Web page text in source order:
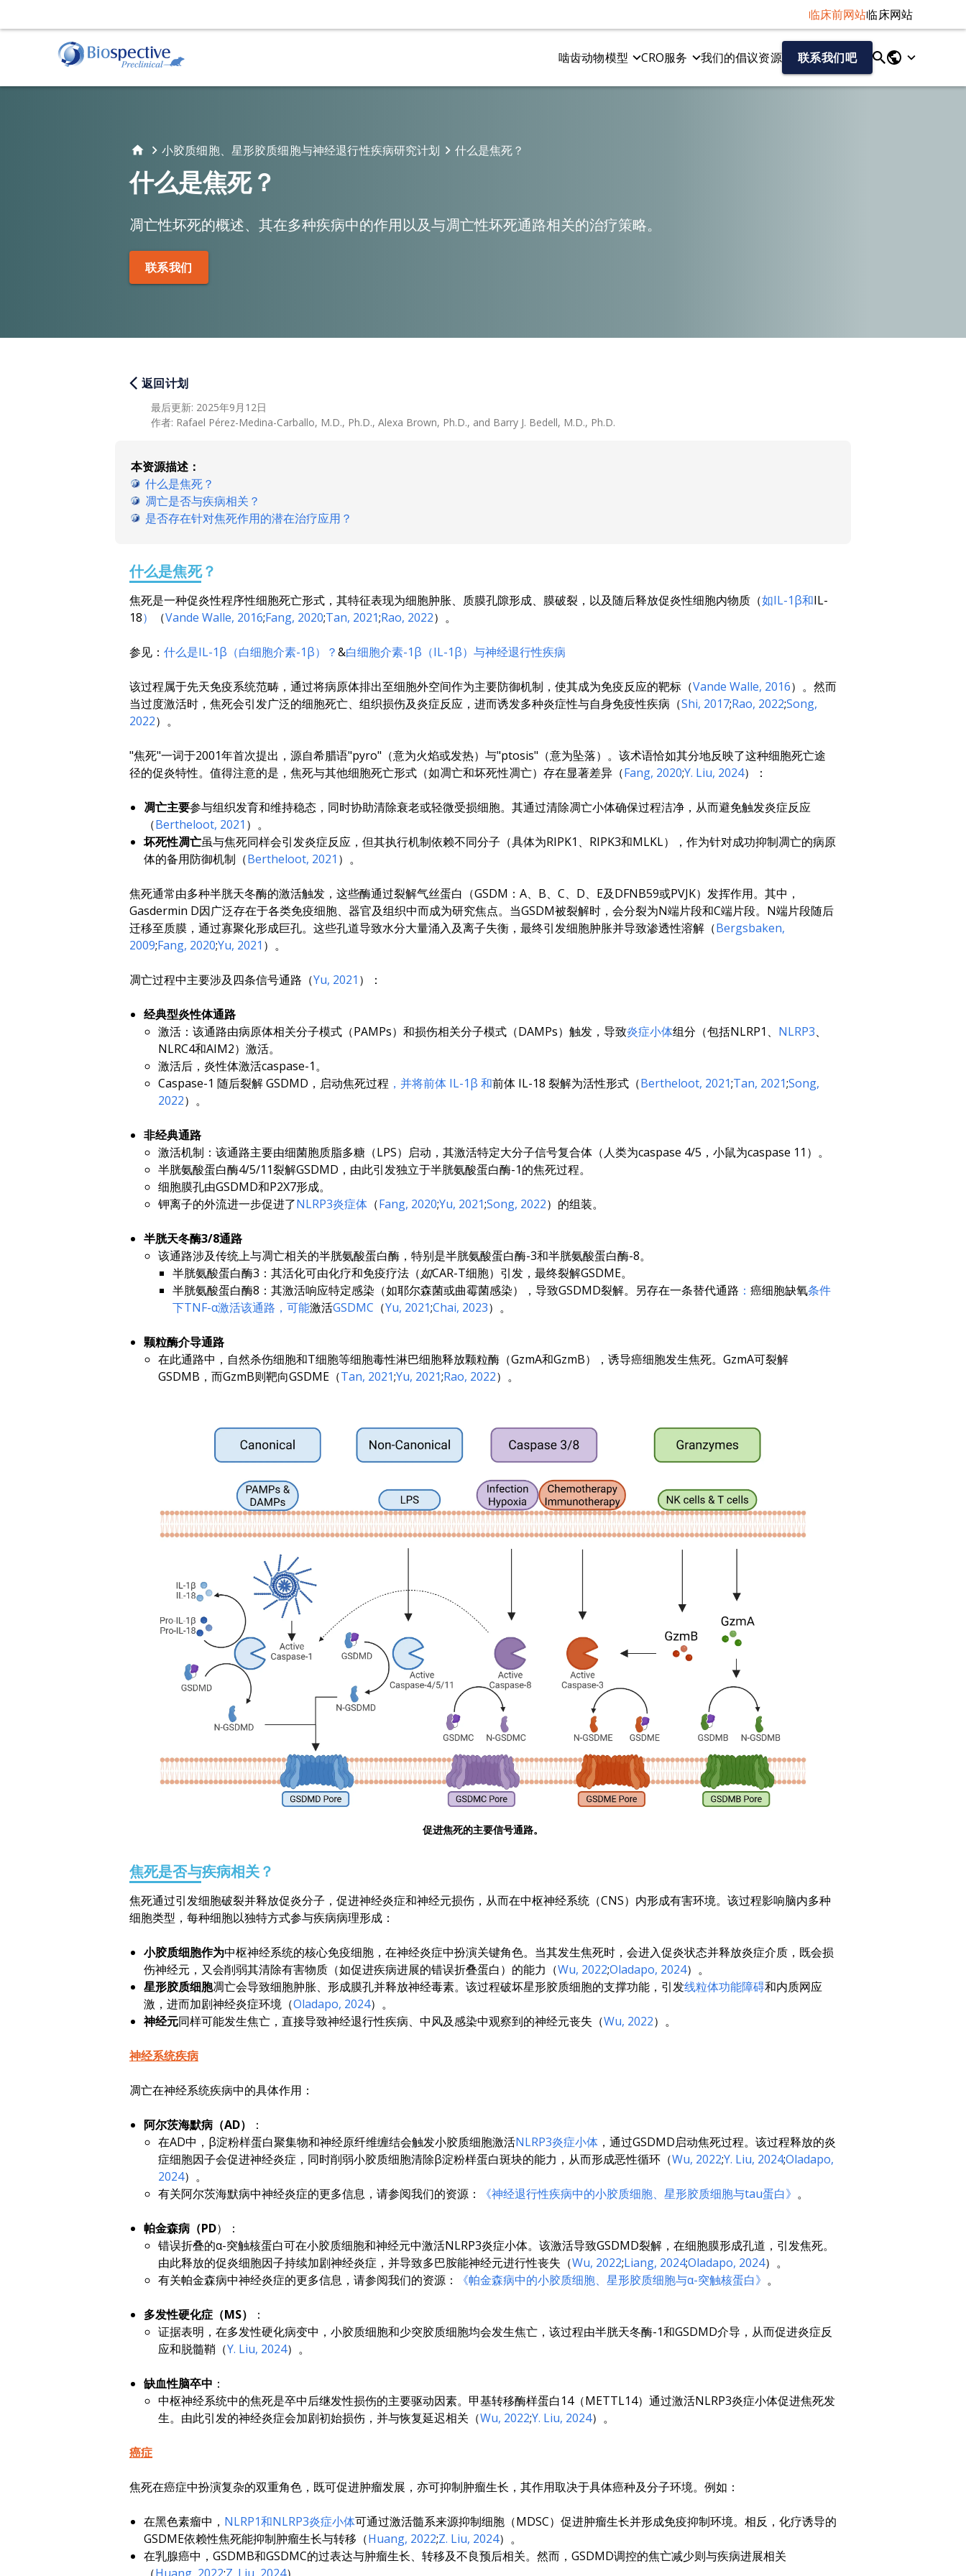
临床前网站临床网站
啮齿动物模型
淀粉样蛋白β转基因模型
EAE模型
α-Synuclein Preformed Fibril (PFF) 模型
AAV A53T α-Synuclein小鼠模型
CRO服务
立体定向手术
体液和组织采集
睡眠与认知
CNAP（感官）
免疫组织化学（IHC) | 染色与分析服务
免疫荧光 | 多重染色服务
我们的倡议资源 联系我们吧
小胶质细胞、星形胶质细胞与神经退行性疾病研究计划 什么是焦死？
什么是焦死？
凋亡性坏死的概述、其在多种疾病中的作用以及与凋亡性坏死通路相关的治疗策略。
联系我们
返回计划
最后更新: 2025年9月12日
作者: Rafael Pérez-Medina-Carballo, M.D., Ph.D., Alexa Brown, Ph.D., and Barry J. Bedell, M.D., Ph.D.
本资源描述：
什么是焦死？
凋亡是否与疾病相关？
是否存在针对焦死作用的潜在治疗应用？
什么是焦死？
焦死是一种促炎性程序性细胞死亡形式，其特征表现为细胞肿胀、质膜孔隙形成、膜破裂，以及随后释放促炎性细胞内物质（如IL-1β和IL-
18） （Vande Walle, 2016;Fang, 2020;Tan, 2021;Rao, 2022）。
参见： 什么是IL-1β（白细胞介素-1β）？&白细胞介素-1β（IL-1β）与神经退行性疾病
该过程属于先天免疫系统范畴，通过将病原体排出至细胞外空间作为主要防御机制，使其成为免疫反应的靶标（Vande Walle, 2016）。然而
当过度激活时，焦死会引发广泛的细胞死亡、组织损伤及炎症反应，进而诱发多种炎症性与自身免疫性疾病（Shi, 2017;Rao, 2022;Song,
2022）。
"焦死"一词于2001年首次提出，源自希腊语"pyro"（意为火焰或发热）与"ptosis"（意为坠落）。该术语恰如其分地反映了这种细胞死亡途
径的促炎特性。值得注意的是，焦死与其他细胞死亡形式（如凋亡和坏死性凋亡）存在显著差异（Fang, 2020;Y. Liu, 2024）：
凋亡主要参与组织发育和维持稳态，同时协助清除衰老或轻微受损细胞。其通过清除凋亡小体确保过程洁净，从而避免触发炎症反应
（Bertheloot, 2021 ）。
坏死性凋亡虽与焦死同样会引发炎症反应，但其执行机制依赖不同分子（具体为RIPK1、RIPK3和MLKL），作为针对成功抑制凋亡的病原
体的备用防御机制（Bertheloot, 2021 ）。
焦死通常由多种半胱天冬酶的激活触发，这些酶通过裂解气丝蛋白（GSDM：A、B、C、D、E及DFNB59或PVJK）发挥作用。其中，
Gasdermin D因广泛存在于各类免疫细胞、器官及组织中而成为研究焦点。当GSDM被裂解时，会分裂为N端片段和C端片段。N端片段随后
迁移至质膜，通过寡聚化形成巨孔。这些孔道导致水分大量涌入及离子失衡，最终引发细胞肿胀并导致渗透性溶解（Bergsbaken,
2009;Fang, 2020;Yu, 2021 ）。
凋亡过程中主要涉及四条信号通路（Yu, 2021 ）：
经典型炎性体通路
激活：该通路由病原体相关分子模式（PAMPs）和损伤相关分子模式（DAMPs）触发，导致炎症小体组分（包括NLRP1、 NLRP3、
NLRC4和AIM2）激活。
激活后，炎性体激活caspase-1。
Caspase-1 随后裂解 GSDMD，启动焦死过程 ，并将前体 IL-1β 和前体 IL-18 裂解为活性形式（Bertheloot, 2021;Tan, 2021;Song,
2022）。
非经典通路
激活机制：该通路主要由细菌胞质脂多糖（LPS）启动，其激活特定大分子信号复合体（人类为caspase 4/5，小鼠为caspase 11）。
半胱氨酸蛋白酶4/5/11裂解GSDMD，由此引发独立于半胱氨酸蛋白酶-1的焦死过程。
细胞膜孔由GSDMD和P2X7形成。
钾离子的外流进一步促进了NLRP3炎症体 （Fang, 2020;Yu, 2021;Song, 2022）的组装。
半胱天冬酶3/8通路
该通路涉及传统上与凋亡相关的半胱氨酸蛋白酶，特别是半胱氨酸蛋白酶-3和半胱氨酸蛋白酶-8。
半胱氨酸蛋白酶3：其活化可由化疗和免疫疗法（如CAR-T细胞）引发，最终裂解GSDME。
半胱氨酸蛋白酶8：其激活响应特定感染（如耶尔森菌或曲霉菌感染），导致GSDMD裂解。另存在一条替代通路 ： 癌细胞缺氧条件
下TNF-α激活该通路，可能激活GSDMC （Yu, 2021;Chai, 2023）。
颗粒酶介导通路
在此通路中，自然杀伤细胞和T细胞等细胞毒性淋巴细胞释放颗粒酶（GzmA和GzmB），诱导癌细胞发生焦死。GzmA可裂解
GSDMB，而GzmB则靶向GSDME（Tan, 2021;Yu, 2021;Rao, 2022）。
促进焦死的主要信号通路。
焦死是否与疾病相关？
焦死通过引发细胞破裂并释放促炎分子，促进神经炎症和神经元损伤，从而在中枢神经系统（CNS）内形成有害环境。该过程影响脑内多种
细胞类型，每种细胞以独特方式参与疾病病理形成：
小胶质细胞作为中枢神经系统的核心免疫细胞，在神经炎症中扮演关键角色。当其发生焦死时，会进入促炎状态并释放炎症介质，既会损
伤神经元，又会削弱其清除有害物质（如促进疾病进展的错误折叠蛋白）的能力（Wu, 2022;Oladapo, 2024）。
星形胶质细胞凋亡会导致细胞肿胀、形成膜孔并释放神经毒素。该过程破坏星形胶质细胞的支撑功能，引发线粒体功能障碍和内质网应
激，进而加剧神经炎症环境（Oladapo, 2024）。
神经元同样可能发生焦亡，直接导致神经退行性疾病、中风及感染中观察到的神经元丧失（Wu, 2022）。
神经系统疾病
凋亡在神经系统疾病中的具体作用：
阿尔茨海默病（AD）
：
在AD中，β淀粉样蛋白聚集物和神经原纤维缠结会触发小胶质细胞激活NLRP3炎症小体 ，通过GSDMD启动焦死过程。该过程释放的炎
症细胞因子会促进神经炎症，同时削弱小胶质细胞清除β淀粉样蛋白斑块的能力，从而形成恶性循环（Wu, 2022;Y. Liu, 2024;Oladapo,
2024）。
有关阿尔茨海默病中神经炎症的更多信息，请参阅我们的资源：
《神经退行性疾病中的小胶质细胞、星形胶质细胞与tau蛋白》 。
帕金森病（PD）：
错误折叠的α-突触核蛋白可在小胶质细胞和神经元中激活NLRP3炎症小体。该激活导致GSDMD裂解，在细胞膜形成孔道，引发焦死。
由此释放的促炎细胞因子持续加剧神经炎症，并导致多巴胺能神经元进行性丧失（Wu, 2022;Liang, 2024;Oladapo, 2024）。
有关帕金森病中神经炎症的更多信息，请参阅我们的资源：
《帕金森病中的小胶质细胞、星形胶质细胞与α-突触核蛋白》 。
多发性硬化症（MS）
：
证据表明，在多发性硬化病变中，小胶质细胞和少突胶质细胞均会发生焦亡，该过程由半胱天冬酶-1和GSDMD介导，从而促进炎症反
应和脱髓鞘（Y. Liu, 2024）。
缺血性脑卒中 ：
中枢神经系统中的焦死是卒中后继发性损伤的主要驱动因素。甲基转移酶样蛋白14（METTL14）通过激活NLRP3炎症小体促进焦死发
生。由此引发的神经炎症会加剧初始损伤，并与恢复延迟相关（Wu, 2022;Y. Liu, 2024）。
癌症
焦死在癌症中扮演复杂的双重角色，既可促进肿瘤发展，亦可抑制肿瘤生长，其作用取决于具体癌种及分子环境。例如：
在黑色素瘤中， NLRP1和NLRP3炎症小体可通过激活髓系来源抑制细胞（MDSC）促进肿瘤生长并形成免疫抑制环境。相反，化疗诱导的
GSDME依赖性焦死能抑制肿瘤生长与转移（Huang, 2022;Z. Liu, 2024）。
在乳腺癌中，GSDMB和GSDMC的过表达与肿瘤生长、转移及不良预后相关。然而，GSDMD调控的焦亡减少则与疾病进展相关